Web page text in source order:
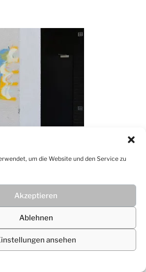
um die Website und den Service zu
Akzeptieren
Ablehnen
ansehen
Christiane Lüdtke